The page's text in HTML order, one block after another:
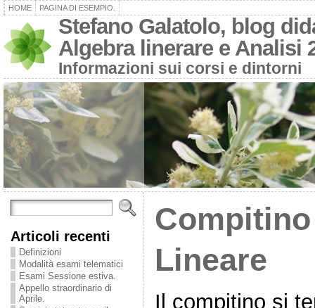
HOME PAGINA DI ESEMPIO.
Stefano Galatolo, blog
Algebra linerare e Analisi
Informazioni sui corsi e dintorni
Articoli recenti
Definizioni
Modalità esami telematici
Esami Sessione estiva.
Appello straordinario di
Aprile.
Lineare
Il compitino si